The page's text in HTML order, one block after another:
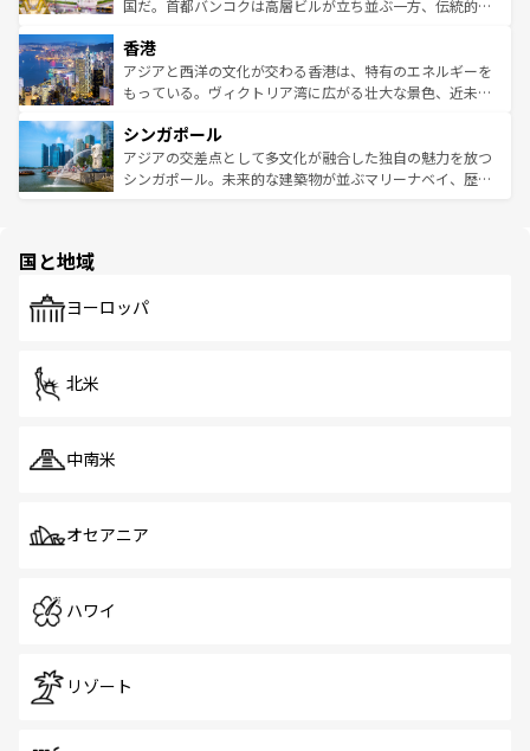
醸し出している。また、バラエティの豊かさとおいしさで
とつ。フォーやバインミー、ベトナムコーヒーなどは、ぜ
ひ現地で味わいたい。どの地域を訪れてもあたたかい人々
が旅行者を迎えてくれるので、きっと忘れられない旅にな
参照してほしい。
国だ。首都バンコクは高層ビルが立ち並ぶ一方、伝統的な
の活気が交差している。北部ではチェンマイなどの山岳地
帯で自然と触れ合い、南部ではプーケットやクラビの美し
いビーチでリゾート気分を楽しむことができる。タイ料理
激する。気候は一年中温暖で、どの季節にも異なる楽しみ
が待っている。親しみやすいタイの人々、仏教を中心とし
た文化、そして多様な観光資源が、訪れる旅人を魅了し続
香港
アジアと西洋の文化が交わる香港は、特有のエネルギーを
もっている。ヴィクトリア湾に広がる壮大な景色、近未来
み、どこを訪れても感動するはず。観光スポットが密集し
ており、効率よく見どころを回れるのも魅力。息をのむよ
うな絶景から文化的な体験まで、香港を存分に楽しみ尽く
シンガポール
アジアの交差点として多文化が融合した独自の魅力を放つ
シンガポール。未来的な建築物が並ぶマリーナベイ、歴史
で、ホーカーズは地元の風情を楽しめる外せないスポット
国と地域
ヨーロッパ
北米
中南米
オセアニア
ハワイ
リゾート